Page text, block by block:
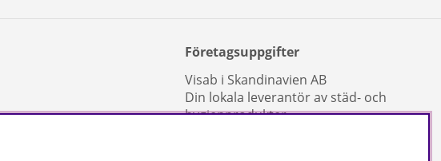
Företagsuppgifter
Visab i Skandinavien AB
Din lokala leverantör av städ- och
hygienprodukter.